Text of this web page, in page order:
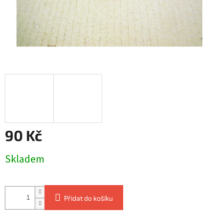
90 Kč
cena:
Skladem
Přidat do košíku